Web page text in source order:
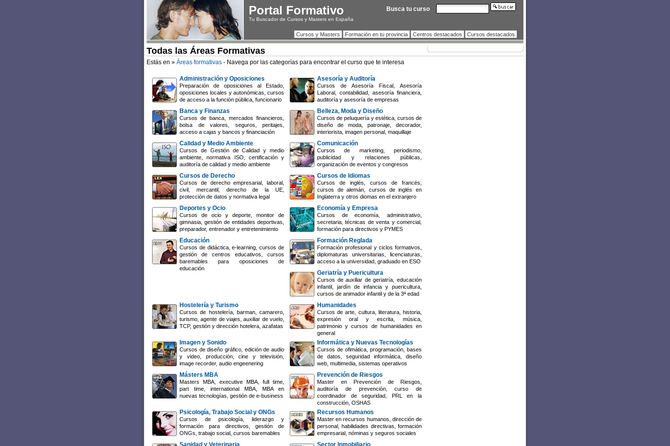
Portal Formativo
Tu Buscador de Cursos y Masters en España
Cursos y Masters Formación en tu provincia Centros destacados Cursos destacados
Todas las Áreas Formativas
Estás en » Áreas formativas - Navega por las categorías para encontrar el curso que te interesa
Administración y Oposiciones
Preparación de oposiciones al Estado,
oposiciones locales y autonómicas, cursos
de acceso a la función pública, funcionario
Asesoría y Auditoría
Cursos de Asesoría Fiscal, Asesoría
Laboral, contabilidad, asesoría financiera,
auditoría y asesoría de empresas
Banca y Finanzas
Cursos de banca, mercados financieros,
bolsa de valores, seguros, peritajes,
acceso a cajas y bancos y financiación
Belleza, Moda y Diseño
Cursos de peluquería y estética, cursos de
diseño de moda, patronaje, decorador,
interiorista, imagen personal, maquillaje
Calidad y Medio Ambiente
Cursos de Gestión de Calidad y medio
ambiente, normativa ISO, certificación y
auditoría de calidad y medio ambiente
Comunicación
Cursos de marketing, periodismo,
publicidad y relaciones públicas,
organización de eventos y congresos
Cursos de Derecho
Cursos de derecho empresarial, laboral,
civil, mercantil, derecho de la UE,
protección de datos y normativa legal
Cursos de Idiomas
Cursos de inglés, cursos de francés,
cursos de alemán, cursos de inglés en
Inglaterra y otros diomas en el extranjero
Deportes y Ocio
Cursos de ocio y deporte, monitor de
gimnasia, gestión de entidades deportivas,
preparador, entrenador y entretenimiento
Economía y Empresa
Cursos de economía, administrativo,
secretaria, técnicas de venta y comercial,
formación para directivos y PYMES
Educación
Cursos de didáctica, e-learning, cursos de
gestión de centros educativos, cursos
baremables para oposiciones de
educación
Formación Reglada
Formación profesional y ciclos formativos,
diplomaturas universitarias, licenciaturas,
acceso a la universidad, graduado en ESO
Geriatría y Puericultura
Cursos de auxiliar de geriatría, educación
infantil, jardín de infancia y puericultura,
cursos de animador infantil y de la 3ª edad
Hostelería y Turismo
Cursos de hostelería, barman, camarero,
turismo, agente de viajes, auxiliar de vuelo,
TCP, gestión y dirección hotelera, azafatas
Humanidades
Cursos de arte, cultura, literatura, historia,
expresión oral y escrita, música,
patrimonio y cursos de humanidades en
general
Imagen y Sonido
Cursos de diseño gráfico, edición de audio
y video, producción, cine y televisión,
image recorder, audio engeenering
Informática y Nuevas Tecnologías
Cursos de ofimática, programación, bases
de datos, seguridad informática, diseño
web, multimedia, sistemas operativos
Másters MBA
Masters MBA, executive MBA, full time,
part time, international MBA, MBA en
nuevas tecnologías, gestión de e-business
Prevención de Riesgos
Master en Prevención de Riesgos,
auditoría de prevención, curso de
coordinador de seguridad, PRL en la
construcción, OSHAS
Psicología, Trabajo Social y ONGs
Cursos de psicología, liderazgo y
formación para directivos, gestión de
ONGs, trabajo social, cursos baremables
Recursos Humanos
Master en recursos humanos, dirección de
personal, habilidades directivas, formación
empresarial, nóminas y seguros sociales
Sanidad y Veterinaria Sector Inmobiliario
Busca tu curso